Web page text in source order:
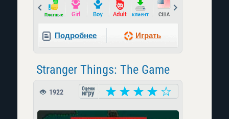
Prev
Подробнее Играть
Stranger Things: The Game
1922